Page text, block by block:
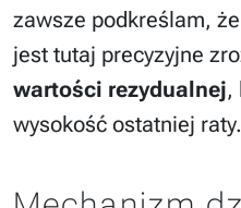
zawsze podkreślam,
jest tutaj precyzyjne
wartości rezydualnej,
wysokość ostatniej raty.